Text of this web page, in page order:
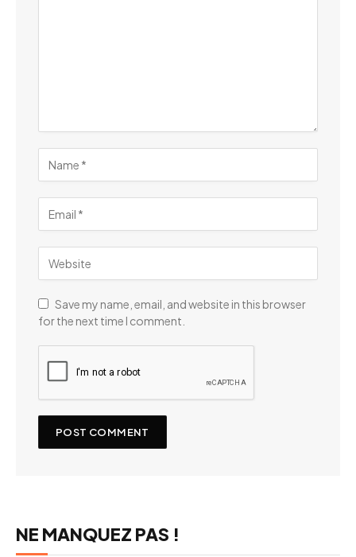
Save my name, email, and website in this browser
for the next time I comment.
NE MANQUEZ PAS !